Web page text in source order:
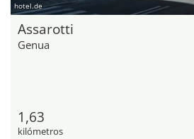
hotel.de
Assarotti
Genua
1,63
kilómetros